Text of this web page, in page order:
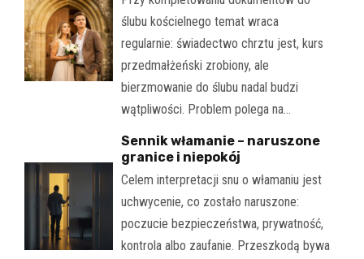
ślubu kościelnego temat wraca
regularnie: świadectwo chrztu jest, kurs
przedmałżeński zrobiony, ale
bierzmowanie do ślubu nadal budzi
wątpliwości. Problem polega na…
Sennik włamanie – naruszone
granice i niepokój
Celem interpretacji snu o włamaniu jest
uchwycenie, co zostało naruszone:
poczucie bezpieczeństwa, prywatność,
kontrola albo zaufanie. Przeszkodą bywa